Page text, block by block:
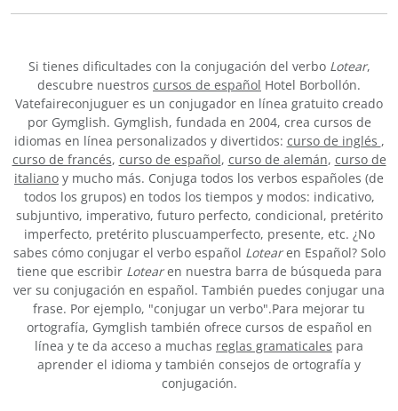
Si tienes dificultades con la conjugación del verbo Lotear,
descubre nuestros cursos de español Hotel Borbollón.
Vatefaireconjuguer es un conjugador en línea gratuito creado
por Gymglish. Gymglish, fundada en 2004, crea cursos de
idiomas en línea personalizados y divertidos: curso de inglés ,
curso de francés, curso de español, curso de alemán, curso de
italiano y mucho más. Conjuga todos los verbos españoles (de
todos los grupos) en todos los tiempos y modos: indicativo,
subjuntivo, imperativo, futuro perfecto, condicional, pretérito
imperfecto, pretérito pluscuamperfecto, presente, etc. ¿No
sabes cómo conjugar el verbo español Lotearen Español? Solo
tiene que escribir Lotearen nuestra barra de búsqueda para
ver su conjugación en español. También puedes conjugar una
frase. Por ejemplo, "conjugar un verbo".Para mejorar tu
ortografía, Gymglish también ofrece cursos de español en
línea y te da acceso a muchas reglas gramaticales para
aprender el idioma y también consejos de ortografía y
conjugación.